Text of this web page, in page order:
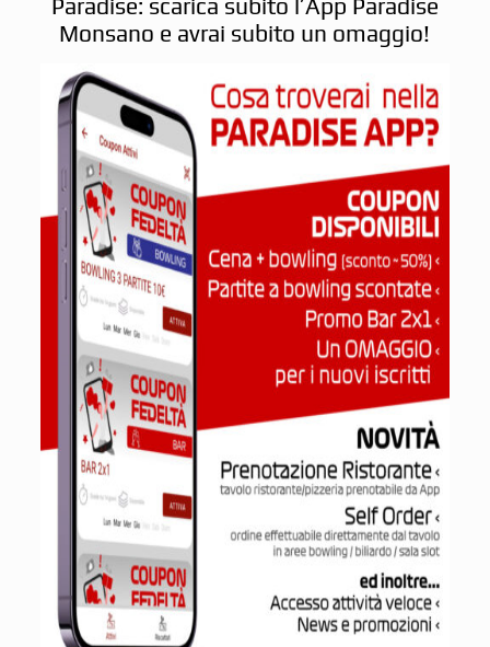
Paradise: scarica subito l’App Paradise
Monsano e avrai subito un omaggio!